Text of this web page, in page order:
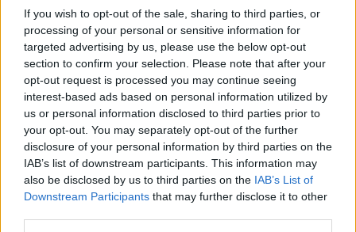
If you wish to opt-out of the sale, sharing to third parties, or
processing of your personal or sensitive information for
targeted advertising by us, please use the below opt-out
section to confirm your selection. Please note that after your
opt-out request is processed you may continue seeing
interest-based ads based on personal information utilized by
us or personal information disclosed to third parties prior to
your opt-out. You may separately opt-out of the further
disclosure of your personal information by third parties on the
IAB’s list of downstream participants. This information may
also be disclosed by us to third parties on the IAB’s List of
Downstream Participants that may further disclose it to other
vízkiszorítása 4100 tonna lett, hossza 135,6 méter,
legnagyobb szélessége 13,7 méter (tehát elég
karcsú), merülése 5 méter. A hossz az első 25
legyártott hajóra vonatkozik, ugyanis a taton
kialakított helikopter-leszálló és hangár két darab
SH-2 Seaspritehelikopterre lett méretezve. A
korszerűbbSH-60 Seahawkhelikopterekhez viszont
meg kellett hosszabbítani a hajótestet, így a többi
fregatt már eleve 138,8 méteres hosszal készült. A
hajó meghajtását két darabGeneral Electric
gázturbina szolgálta, ezek hajtották meg az egyetlen
hajócsavart. A hajótest kedvező kialakítása és a két
erős hajtómű miatt ezzel az egy